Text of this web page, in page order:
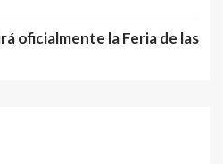
oficialmente la Feria de las